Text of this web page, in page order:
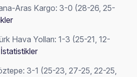
Aras Kargo: 3-0 (28-26, 25-
Hava Yolları: 1-3 (25-21, 12-
İstatistikler
3-1 (25-23, 27-25, 22-25,